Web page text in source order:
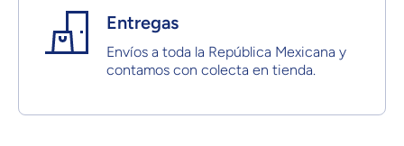
Entregas
Envíos a toda la República Mexicana y
contamos con colecta en tienda.